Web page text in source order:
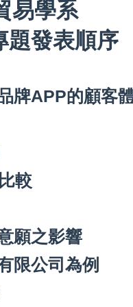
易學系
題發表順序
牌APP的顧客
較
願之影響
限公司為例